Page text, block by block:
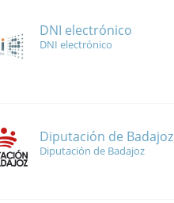
DNI electrónico
DNI electrónico
Diputación de Badajoz
Diputación de Badajoz